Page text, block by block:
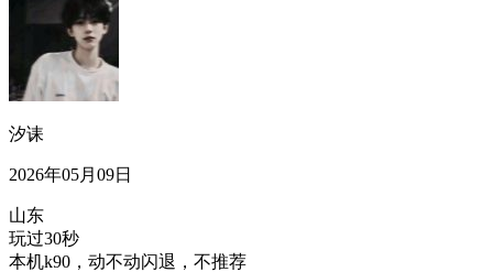
汐诔
2026年05月09日
山东
玩过30秒
本机k90，动不动闪退，不推荐